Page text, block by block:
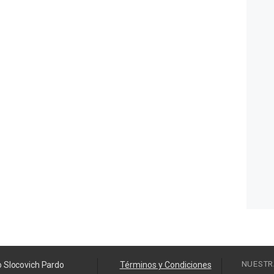
Slocovich Pardo Términos y Condiciones